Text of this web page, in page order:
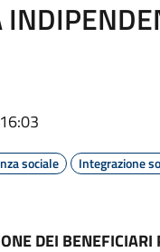
sociale Integrazione
DEI BENEFICIARI